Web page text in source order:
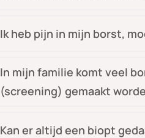
Ik heb pijn in mijn borst,
In mijn familie komt veel
(screening) gemaakt
Kan er altijd een biopt